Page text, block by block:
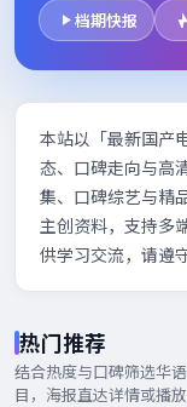
档期快报
本站以「最新国产
态、口碑走向与高
集、口碑综艺与精
主创资料，支持多
供学习交流，请遵
热门推荐
结合热度与口碑筛选华
目，海报直达详情或播放